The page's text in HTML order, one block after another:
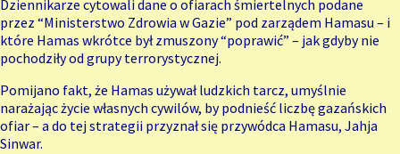
Dziennikarze cytowalidane o ofiarach śmiertelnych podane
przez “Ministerstwo Zdrowia w Gazie” pod zarządem Hamasu – i
które Hamas wkrótce był zmuszony “poprawić” – jak gdyby nie
pochodziły od grupy terrorystycznej.
Pomijano fakt, że Hamas używał ludzkich tarcz, umyślnie
narażając życie własnych cywilów, by podnieść liczbę gazańskich
ofiar – a do tej strategii przyznałsię przywódca Hamasu, Jahja
Sinwar.